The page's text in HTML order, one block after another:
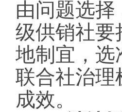
由问题选
级供销社要
地制宜，选
联合社治理
成效。